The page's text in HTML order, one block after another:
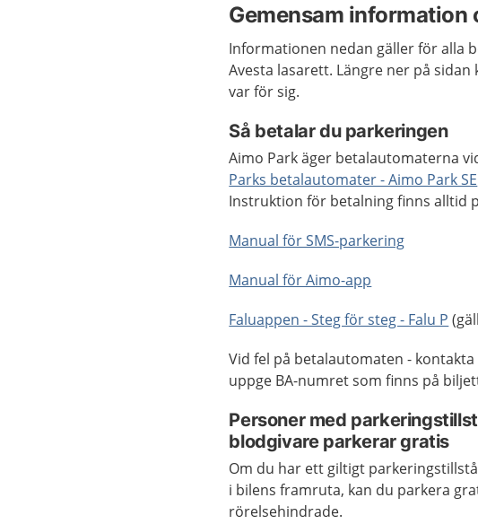
Gemensam information
Informationen nedan gäller för alla
Avesta lasarett. Längre ner på
var för sig.
Så betalar du parkeringen
Aimo Park äger betalautomaterna
Parks betalautomater - Aimo Park SE
Instruktion för betalning finns alltid
Manual för SMS-parkering
Manual för Aimo-app
Faluappen - Steg för steg - Falu P
Vid fel på betalautomaten -
uppge BA-numret som finns på
Personer med
blodgivare parkerar gratis
Om du har ett giltigt
i bilens framruta, kan du parkera
rörelsehindrade.